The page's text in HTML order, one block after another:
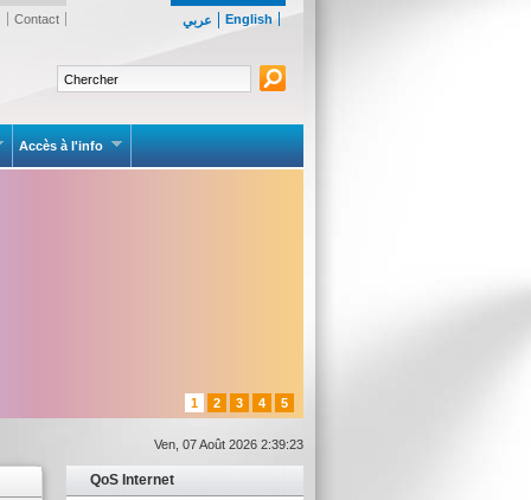
عربي English
Contact
Accès à l'info
1 2 3 4 5
Ven, 07 Août 2026 2:39:23
QoS Internet